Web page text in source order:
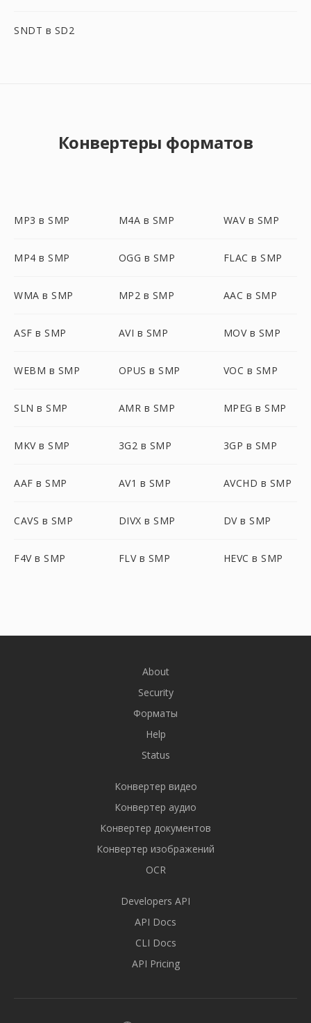
SNDT в SD2
Конвертеры форматов
MP3 в SMP M4A в SMP WAV в SMP
MP4 в SMP OGG в SMP FLAC в SMP
WMA в SMP MP2 в SMP AAC в SMP
ASF в SMP AVI в SMP MOV в SMP
WEBM в SMP OPUS в SMP VOC в SMP
SLN в SMP AMR в SMP MPEG в SMP
MKV в SMP 3G2 в SMP 3GP в SMP
AAF в SMP AV1 в SMP AVCHD в SMP
CAVS в SMP DIVX в SMP DV в SMP
F4V в SMP FLV в SMP HEVC в SMP
About
Security
Форматы
Help
Status
Конвертер видео
Конвертер аудио
Конвертер документов
Конвертер изображений
OCR
Developers API
API Docs
CLI Docs
API Pricing